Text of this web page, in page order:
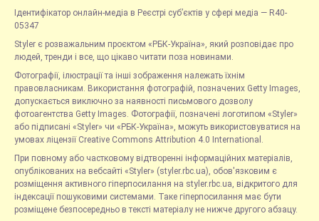
Ідентифікатор онлайн-медіа в Реєстрі суб’єктів у сфері медіа — R40-
05347
Styler є розважальним проєктом «РБК-Україна», який розповідає про
людей, тренди і все, що цікаво читати поза новинами.
Фотографії, ілюстрації та інші зображення належать їхнім
правовласникам. Використання фотографій, позначених Getty Images,
допускається виключно за наявності письмового дозволу
фотоагентства Getty Images. Фотографії, позначені логотипом «Styler»
або підписані «Styler» чи «РБК-Україна», можуть використовуватися на
умовах ліцензії Creative Commons Attribution 4.0 International.
При повному або частковому відтворенні інформаційних матеріалів,
опублікованих на вебсайті «Styler» (styler.rbc.ua), обов'язковим є
розміщення активного гіперпосилання на styler.rbc.ua, відкритого для
індексації пошуковими системами. Таке гіперпосилання має бути
розміщене безпосередньо в тексті матеріалу не нижче другого абзацу.